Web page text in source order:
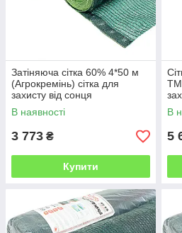
Затіняюча сітка 60% 4*50 м
(Агрокремінь) сітка для
захисту від сонця
В наявності
3 773 ₴
Купити
ТМ
В
5